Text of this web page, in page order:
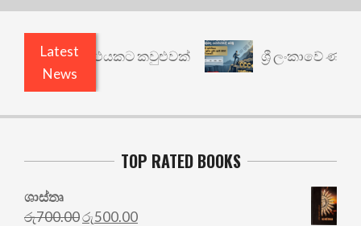
Latest
News
වෙනත් යථාර්ථයකට කවුළුවක් ශ්‍රී ලංකාවේ ණය
TOP RATED BOOKS
ශාස්තෘ
රු700.00Original
රු500.00Current